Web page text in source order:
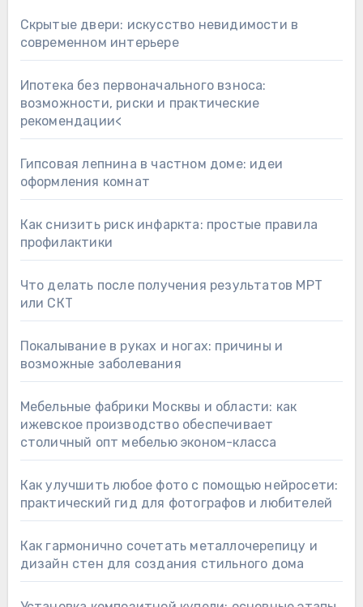
Скрытые двери: искусство невидимости в
современном интерьере
Ипотека без первоначального взноса:
возможности, риски и практические
рекомендации<
Гипсовая лепнина в частном доме: идеи
оформления комнат
Как снизить риск инфаркта: простые правила
профилактики
Что делать после получения результатов МРТ
или СКТ
Покалывание в руках и ногах: причины и
возможные заболевания
Мебельные фабрики Москвы и области: как
ижевское производство обеспечивает
столичный опт мебелью эконом-класса
Как улучшить любое фото с помощью нейросети:
практический гид для фотографов и любителей
Как гармонично сочетать металлочерепицу и
дизайн стен для создания стильного дома